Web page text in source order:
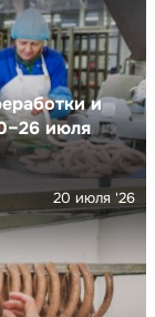
и
июля
20 июля '26